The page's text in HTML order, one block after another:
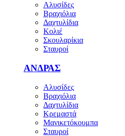
Αλυσίδες
Βραχιόλια
Δαχτυλίδια
Κολιέ
Σκουλαρίκια
Σταυροί
ΑΝΔΡΑΣ
Αλυσίδες
Βραχιόλια
Δαχτυλίδια
Κρεμαστά
Μανικετόκουμπα
Σταυροί